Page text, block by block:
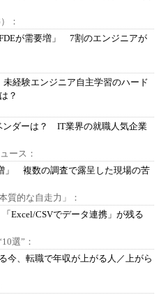
：
が需要増」 7割のエンジニアが
経験エンジニア自主学習のハード
？
ンダーは？ IT業界の就職人気企業
ース：
」 複数の調査で露呈した現場の苦
質的な自走力」：
Excel/CSVでデータ連携」が残る
選”：
今、転職で年収が上がる人／上がら